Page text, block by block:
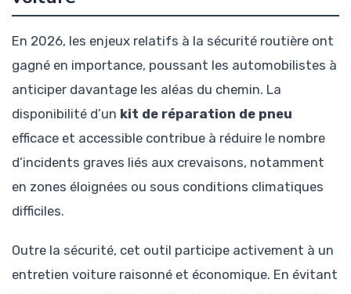
En 2026, les enjeux relatifs à la sécurité routière ont
gagné en importance, poussant les automobilistes à
anticiper davantage les aléas du chemin. La
disponibilité d’un kit de réparation de pneu
efficace et accessible contribue à réduire le nombre
d’incidents graves liés aux crevaisons, notamment
en zones éloignées ou sous conditions climatiques
difficiles.
Outre la sécurité, cet outil participe activement à un
entretien voiture raisonné et économique. En évitant